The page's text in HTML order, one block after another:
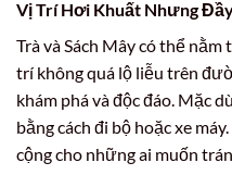
Vị Trí Hơi Khuất Nhưng
Trà và Sách Mây có thể
trí không quá lộ liễu trên
khám phá và độc đáo. Mặc
bằng cách đi bộ hoặc xe
cộng cho những ai muốn